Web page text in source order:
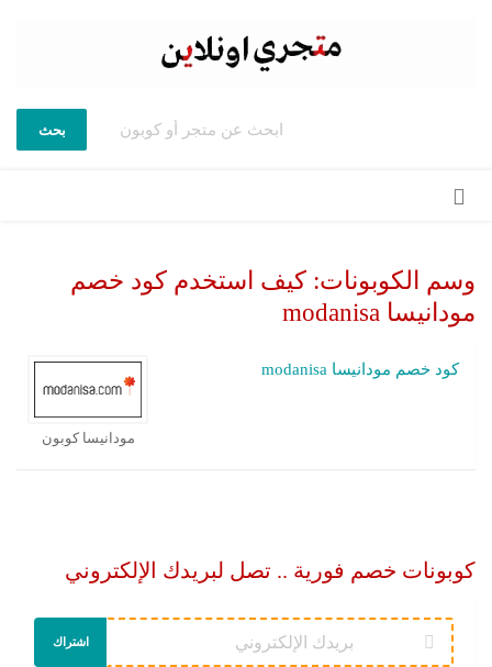
بحث
وسم الكوبونات: كيف استخدم كود خصم
مودانيسا modanisa
مودانيسا كوبون
كود خصم مودانيسا modanisa
كوبونات خصم فورية .. تصل لبريدك الإلكتروني
اشتراك